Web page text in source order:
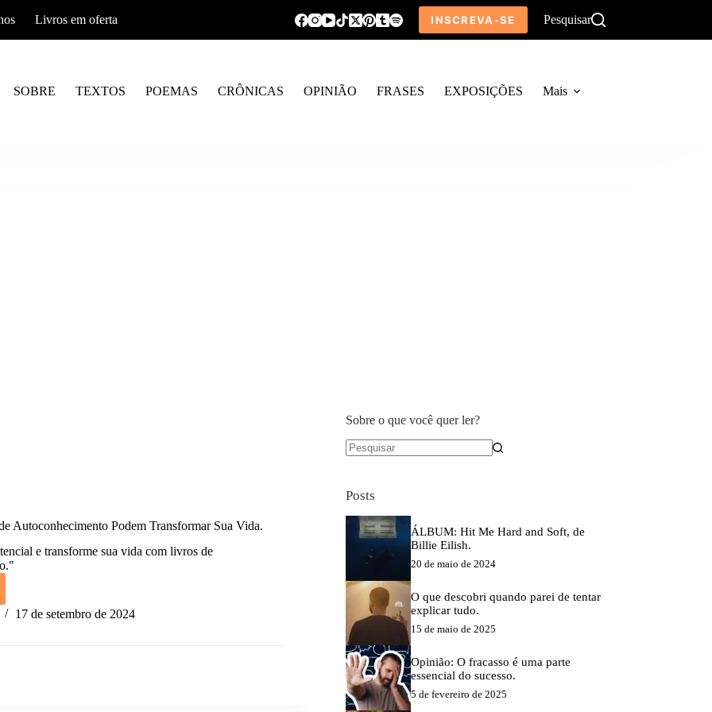
Livros em oferta INSCREVA-SE Pesquisar
SOBRE TEXTOS POEMAS CRÔNICAS OPINIÃO FRASES EXPOSIÇÕES Mais
Autoconhecimento Podem Transformar Sua Vida.
e transforme sua vida com livros de
17 de setembro de 2024
Sobre o que você quer ler?
Posts
ÁLBUM: Hit Me Hard and Soft, de
Billie Eilish.
20 de maio de 2024
O que descobri quando parei de tentar
explicar tudo.
15 de maio de 2025
Opinião: O fracasso é uma parte
essencial do sucesso.
5 de fevereiro de 2025